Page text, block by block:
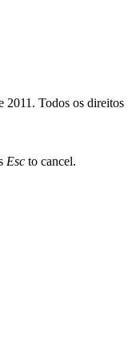
2011. Todos os direitos
Esc to cancel.